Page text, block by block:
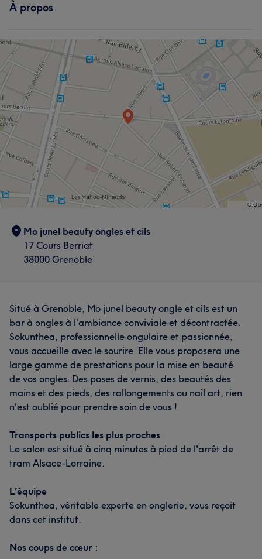
À propos
Mo junel beauty ongles et cils
17 Cours Berriat
38000 Grenoble
Situé à Grenoble, Mo junel beauty ongle et cils est un
bar à ongles à l'ambiance conviviale et décontractée.
Sokunthea, professionnelle ongulaire et passionnée,
vous accueille avec le sourire. Elle vous proposera une
large gamme de prestations pour la mise en beauté
de vos ongles. Des poses de vernis, des beautés des
mains et des pieds, des rallongements ou nail art, rien
n'est oublié pour prendre soin de vous !
Transports publics les plus proches
Le salon est situé à cinq minutes à pied de l'arrêt de
tram Alsace-Lorraine.
L’équipe
Sokunthea, véritable experte en onglerie, vous reçoit
dans cet institut.
Nos coups de cœur :